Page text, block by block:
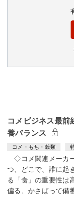
コメビジネス最
養バランス
コメ・もち・穀類
◇コメ関連メーカ
つ、どこで、誰に起
る「食」の重要性は
偏る、かさばって備